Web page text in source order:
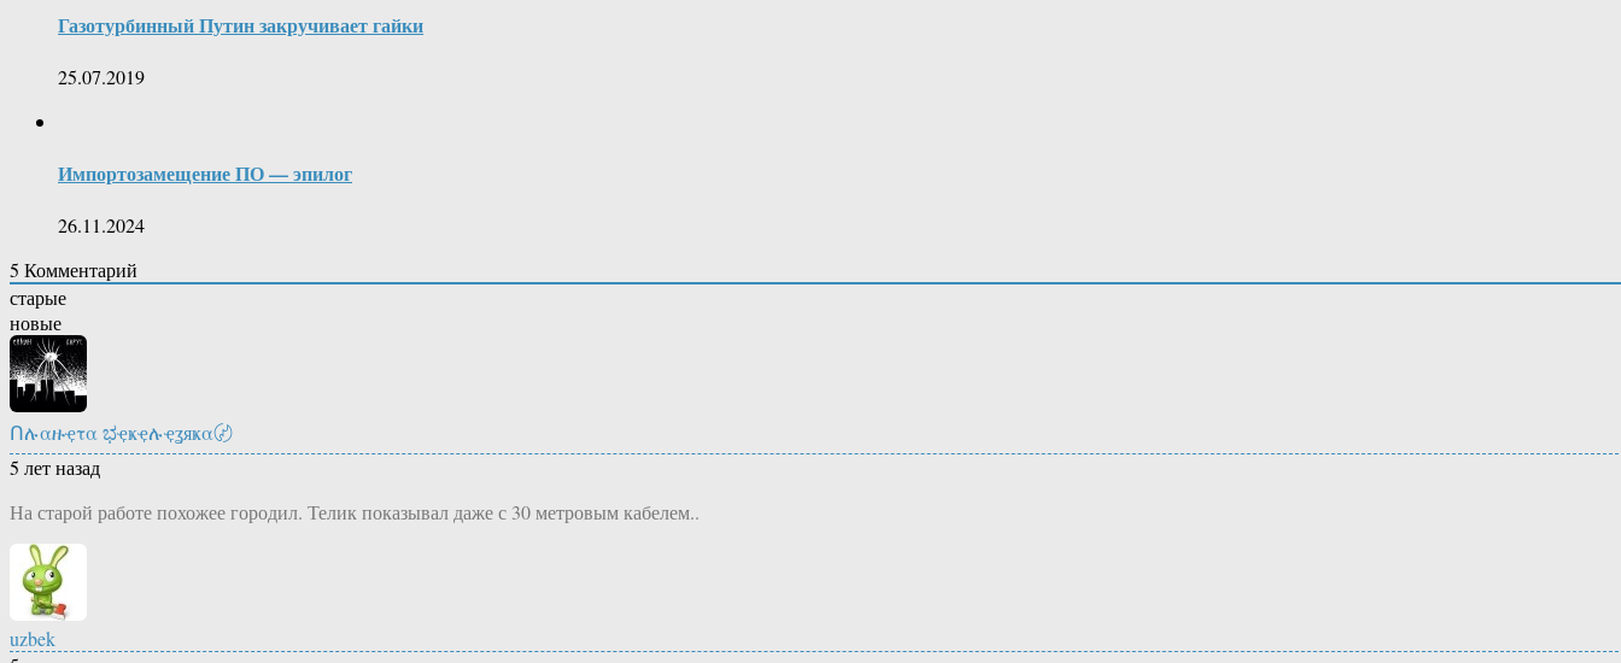
Газотурбинный Путин закручивает гайки
25.07.2019
Импортозамещение ПО — эпилог
26.11.2024
5 Комментарий
старые
новые
Ոሉαዙҿτα ಭҿҝҿሉҿʓяҝα〄
5 лет назад
На старой работе похожее городил. Телик показывал даже с 30 метровым кабелем..
uzbek